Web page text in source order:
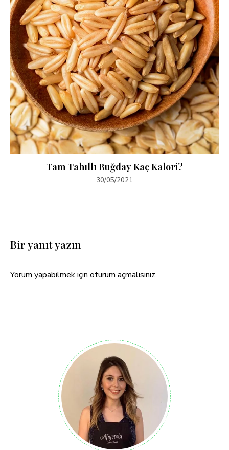
Tam Tahıllı Buğday Kaç Kalori?
30/05/2021
Bir yanıt yazın
Yorum yapabilmek için oturum açmalısınız.